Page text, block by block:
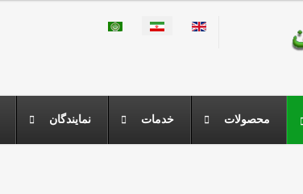
زبان خود را انتخاب کنید
محصولات خدمات نمايندگان